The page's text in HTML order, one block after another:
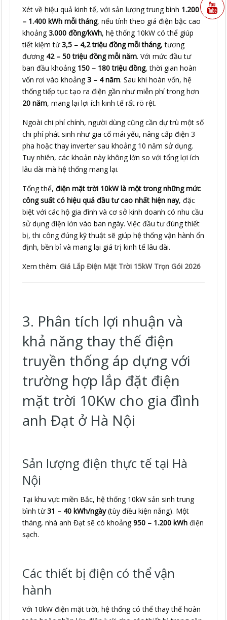
Xét về hiệu quả kinh tế, với sản lượng trung bình 1.200
– 1.400 kWh mỗi tháng, nếu tính theo giá điện bậc cao
khoảng3.000 đồng/kWh, hệ thống 10kW có thể giúp
tiết kiệm từ3,5 – 4,2 triệu đồng mỗi tháng, tương
đương 42 – 50 triệu đồng mỗi năm. Với mức đầu tư
ban đầu khoảng 150 – 180 triệu đồng, thời gian hoàn
vốn rơi vào khoảng3 – 4 năm. Sau khi hoàn vốn, hệ
thống tiếp tục tạo ra điện gần như miễn phí trong hơn
20 năm, mang lại lợi ích kinh tế rất rõ rệt.
Ngoài chi phí chính, người dùng cũng cần dự trù một số
chi phí phát sinh như gia cố mái yếu, nâng cấp điện 3
pha hoặc thay inverter sau khoảng 10 năm sử dụng.
Tuy nhiên, các khoản này không lớn so với tổng lợi ích
lâu dài mà hệ thống mang lại.
Tổng thể,điện mặt trời 10kW là một trong những mức
công suất có hiệu quả đầu tư cao nhất hiện nay, đặc
biệt với các hộ gia đình và cơ sở kinh doanh có nhu cầu
sử dụng điện lớn vào ban ngày. Việc đầu tư đúng thiết
bị, thi công đúng kỹ thuật sẽ giúp hệ thống vận hành ổn
định, bền bỉ và mang lại giá trị kinh tế lâu dài.
Xem thêm:Giá Lắp Điện Mặt Trời 15kW Trọn Gói 2026
3. Phân tích lợi nhuận và
khả năng thay thế điện
truyền thống áp dựng với
trường hợp lắp đặt điện
mặt trời 10Kw cho gia đình
anh Đạt ở Hà Nội
Sản lượng điện thực tế tại Hà
Nội
Tại khu vực miền Bắc, hệ thống 10kW sản sinh trung
bình từ31 – 40 kWh/ngày(tùy điều kiện nắng). Một
tháng, nhà anh Đạt sẽ có khoảng950 – 1.200 kWh điện
sạch.
Các thiết bị điện có thể vận
hành
Với 10kW điện mặt trời, hệ thống có thể thay thế hoàn